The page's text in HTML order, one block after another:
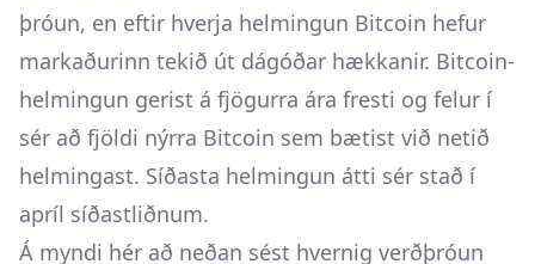
þróun, en eftir hverja helmingun Bitcoin hefur
markaðurinn tekið út dágóðar hækkanir. Bitcoin-
helmingun gerist á fjögurra ára fresti og felur í
sér að fjöldi nýrra Bitcoin sem bætist við netið
helmingast. Síðasta helmingun átti sér stað í
apríl síðastliðnum.
Á myndi hér að neðan sést hvernig verðþróun